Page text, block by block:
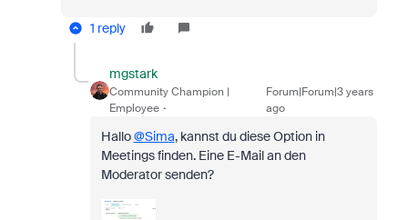
1 reply
mgstark
Community Champion |
Employee
Forum|Forum|3 years
ago
Hallo@Sima, kannst du diese Option in
Meetings finden. Eine E-Mail an den
Moderator senden?